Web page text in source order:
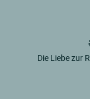
Die Liebe zur